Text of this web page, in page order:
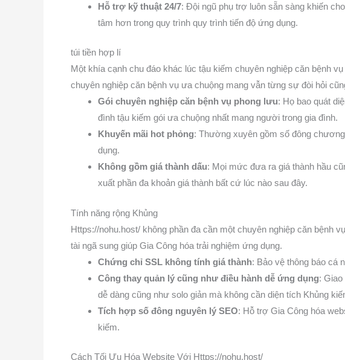
Hỗ trợ kỹ thuật 24/7: Đội ngũ phụ trợ luôn sẵn sàng khiến
tâm hơn trong quy trình quy trình tiến độ ứng dụng.
túi tiền hợp lí
Một khía cạnh chu đáo khác lúc tậu kiếm chuyên nghiệp căn bệnh
chuyên nghiệp căn bệnh vụ ưa chuộng mang vẫn từng sự đòi hỏi
Gói chuyên nghiệp căn bệnh vụ phong lưu: Họ bao quát
đình tậu kiếm gói ưa chuộng nhất mang người trong gia đình.
Khuyến mãi hot phỏng: Thường xuyên gồm số đông
dụng.
Không gồm giá thành dấu: Mọi mức đưa ra giá thành hầu
xuất phần đa khoản giá thành bất cứ lúc nào sau đây.
Tính năng rộng Khủng
Https://nohu.host/ không phần đa cần một chuyên nghiệp căn bệnh
tài ngã sung giúp Gia Công hóa trải nghiệm ứng dụng.
Chứng chỉ SSL không tính giá thành: Bảo vệ thông báo cá
Công thay quản lý cũng như điều hành dễ ứng dụng:
dễ dàng cũng như solo giản mà không cần diện tích Khủng
Tích hợp số đông nguyên lý SEO: Hỗ trợ Gia Công hóa
kiếm.
Cách Tối Ưu Hóa Website Với Https://nohu.host/